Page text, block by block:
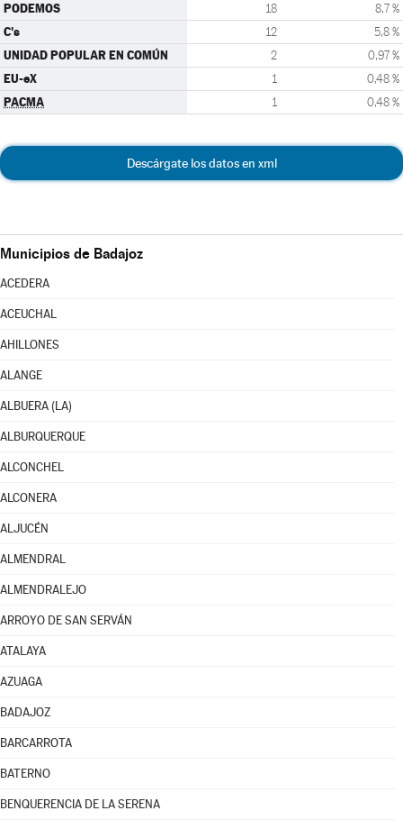
PODEMOS 18 8,7 %
C's 12 5,8 %
UNIDAD POPULAR EN COMÚN 2 0,97 %
EU-eX 1 0,48 %
PACMA 1 0,48 %
Descárgate los datos en xml
Municipios de Badajoz
ACEDERA
ACEUCHAL
AHILLONES
ALANGE
ALBUERA (LA)
ALBURQUERQUE
ALCONCHEL
ALCONERA
ALJUCÉN
ALMENDRAL
ALMENDRALEJO
ARROYO DE SAN SERVÁN
ATALAYA
AZUAGA
BADAJOZ
BARCARROTA
BATERNO
BENQUERENCIA DE LA SERENA